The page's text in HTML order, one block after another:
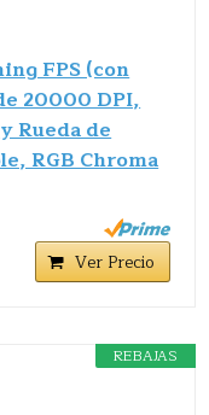
FPS (con
20000 DPI,
Rueda de
RGB Chroma
Ver Precio
REBAJAS